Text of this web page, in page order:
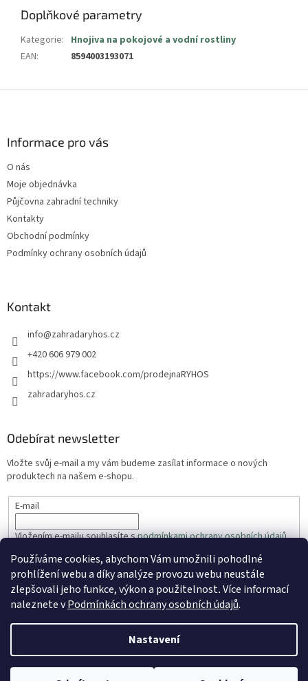
Používáme cookies, abychom Vám umožnili pohodlné
prohlížení webu a díky analýze provozu webu neustále
zlepšovali jeho funkce, výkon a použitelnost.Více informací
naleznete vPodmínkách ochrany osobních údajů.
Nastavení
Doplňkové parametry
Kategorie: Hnojiva na pokojové a vodní rostliny
EAN: 8594003193071
Informace pro vás
O nás
Moje objednávka
Půjčovna zahradní techniky
Kontakty
Obchodní podmínky
Podmínky ochrany osobních údajů
Kontakt
info@zahradaryhos.cz
+420 606 979 002
https://www.facebook.com/prodejnaRYHOS
zahradaryhos.cz
Odebírat newsletter
Vložte svůj e-mail a my vám budeme zasílat informace o nových
produktech na našem e-shopu.
E-mail
Vložením e-mailu souhlasíte spodmínkami ochrany osobních údajů
PŘIHLÁSIT SE
Copyright 2026ZahradaRyhos.cz. Všechna práva vyhrazena.